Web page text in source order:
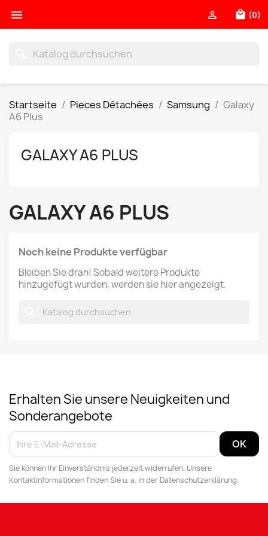
 local_mall (0)

Startseite Pieces Détachées Samsung
Galaxy
A6 Plus
GALAXY A6 PLUS
GALAXY A6 PLUS
Noch keine Produkte verfügbar
Bleiben Sie dran! Sobald weitere Produkte
hinzugefügt wurden, werden sie hier angezeigt.
Erhalten Sie unsere Neuigkeiten und
Sonderangebote
Sie können Ihr Einverständnis jederzeit widerrufen. Unsere
Kontaktinformationen finden Sie u. a. in der Datenschutzerklärung.